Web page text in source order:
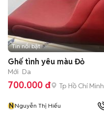
Tin nổi bật
Ghế tình yêu màu Đỏ
Mới Da
700.000 đ Tp Hồ Chí Minh
NNguyễn Thị Hiếu